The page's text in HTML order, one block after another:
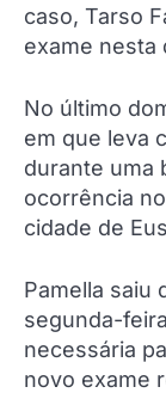
caso, Tarso
exame nesta
No último
em que leva
durante uma
ocorrência
cidade de
Pamella saiu
segunda-
necessária
novo exame